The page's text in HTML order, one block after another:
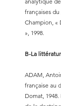
françaises du
Champion, «
», 1998.
B-La
ADAM,
française au
Domat, 1948.